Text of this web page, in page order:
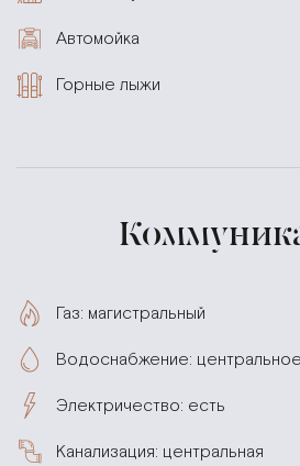
Автомойка
Горные лыжи
Газ: магистральный
Водоснабжение: центральное
Электричество: есть
Канализация: центральная